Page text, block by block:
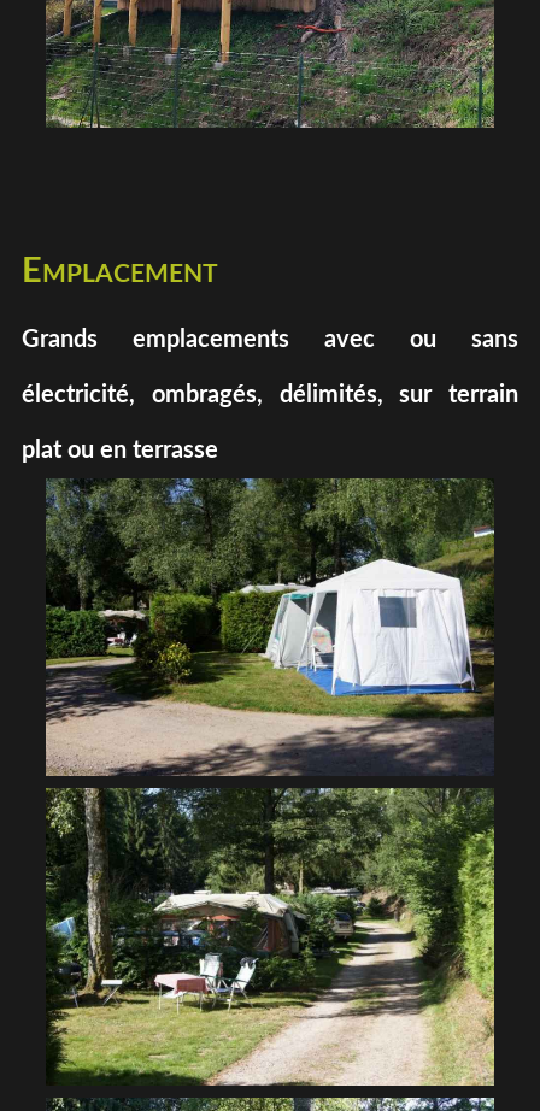
Emplacement
Grands emplacements avec ou sans
électricité, ombragés, délimités, sur terrain
plat ou en terrasse